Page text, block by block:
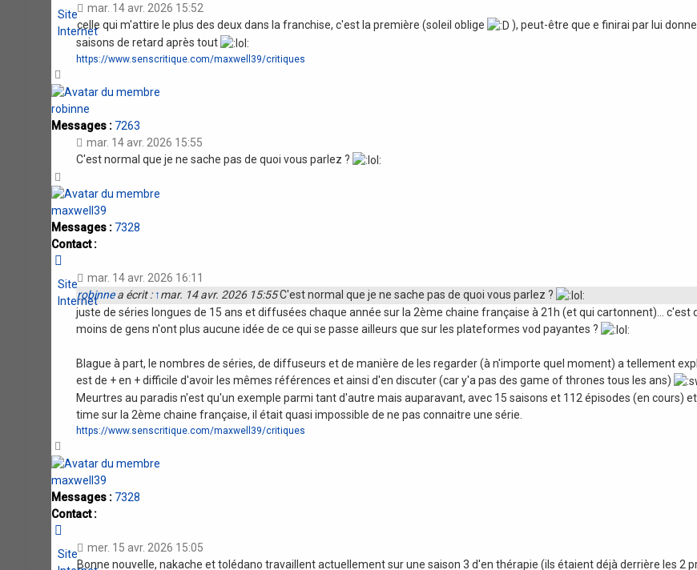
maxwell39
Site
Internet
mar. 14 avr. 2026 15:52
celle qui m'attire le plus des deux dans la franchise, c'est la première (soleil oblige
), peut-être que e finirai par lui
saisons de retard après tout
https://www.senscritique.com/maxwell39/critiques
robinne
Messages : 7263
mar. 14 avr. 2026 15:55
C'est normal que je ne sache pas de quoi vous parlez ?
maxwell39
Messages : 7328
Contact :
maxwell39
Site
Internet
mar. 14 avr. 2026 16:11
robinnea écrit : ↑mar. 14 avr. 2026 15:55C'est normal que je ne sache pas de quoi vous parlez ?
juste de séries longues de 15 ans et diffusées chaque année sur la 2ème chaine française à 21h (et qui cartonnent)... c'est
moins de gens n'ont plus aucune idée de ce qui se passe ailleurs que sur les plateformes vod payantes ?
Blague à part, le nombres de séries, de diffuseurs et de manière de les regarder (à n'importe quel moment) a tellement
est de + en + difficile d'avoir les mêmes références et ainsi d'en discuter (car y'a pas des game of thrones tous les ans)
Meurtres au paradis n'est qu'un exemple parmi tant d'autre mais auparavant, avec 15 saisons et 112 épisodes (en cours)
time sur la 2ème chaine française, il était quasi impossible de ne pas connaitre une série.
https://www.senscritique.com/maxwell39/critiques
maxwell39
Messages : 7328
Contact :
maxwell39
Site
mer. 15 avr. 2026 15:05
Bonne nouvelle, nakache et tolédano travaillent actuellement sur une saison 3 d'en thérapie (ils étaient déjà derrière les 2